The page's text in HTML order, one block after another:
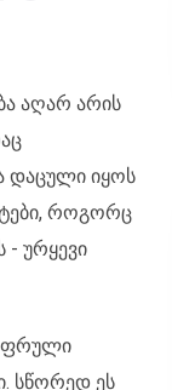
აღარ არის
დაცული იყოს
როგორც
- ურყევი
სწორედ ეს